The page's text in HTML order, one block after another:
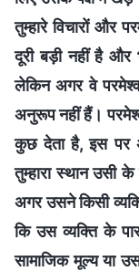
तुम्हारे विचारों और
दूरी बड़ी नहीं है और
लेकिन अगर वे
अनुरूप नहीं हैं।
कुछ देता है, इस पर
तुम्हारा स्थान उसी के
अगर उसने किसी
कि उस व्यक्ति के
सामाजिक मूल्य या